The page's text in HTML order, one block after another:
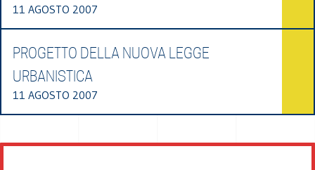
11 AGOSTO 2007
PROGETTO DELLA NUOVA LEGGE
URBANISTICA
11 AGOSTO 2007